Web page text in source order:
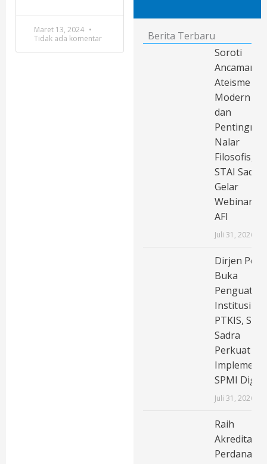
Maret 13, 2024
Tidak ada komentar
Berita Terbaru
Soroti
Ancaman
Ateisme
Modern
dan
Pentingnya
Nalar
Filosofis,
STAI Sadra
Gelar
Webinar
AFI
Juli 31, 2026
Dirjen
Buka
Penguatan
Institusi
PTKIS, STAI
Sadra
Perkuat
SPMI
Juli 31, 2026
Raih
Akreditasi
Perdana